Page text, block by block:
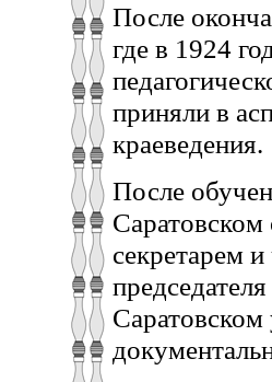
После
где в 1924
приняли в
краеведения.
После
Саратовском
секретарем
Саратовском